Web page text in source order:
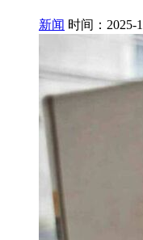
新闻 时间：2025-